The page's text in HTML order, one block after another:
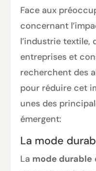
Face aux
concernant
l’industrie textile,
entreprises et
recherchent des
pour réduire cet
unes des
émergent:
La mode
La mode durable